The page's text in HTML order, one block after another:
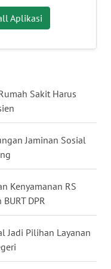
Aplikasi
Sakit Harus
Jaminan Sosial
Kenyamanan RS
DPR
Jadi Pilihan Layanan